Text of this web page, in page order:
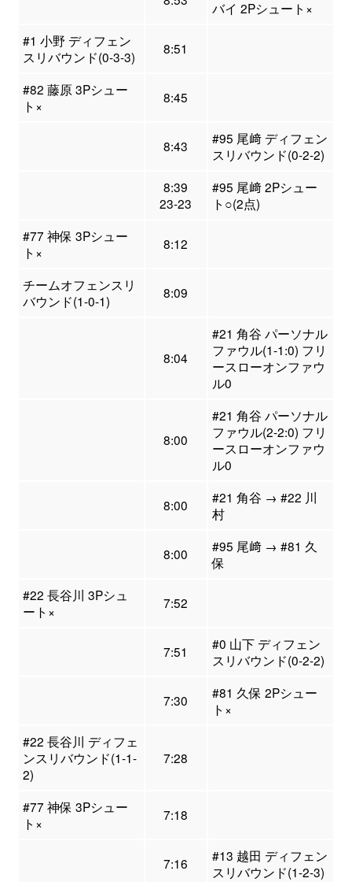
バイ 2Pシュート×
#1 小野 ディフェン
スリバウンド(0-3-3)
8:51
#82 藤原 3Pシュー
ト×
8:45
8:43
#95 尾﨑 ディフェン
スリバウンド(0-2-2)
8:39
23-23
#95 尾﨑 2Pシュー
ト○(2点)
#77 神保 3Pシュー
ト×
8:12
チームオフェンスリ
バウンド(1-0-1)
8:09
8:04
#21 角谷 パーソナル
ファウル(1-1:0) フリ
ースローオンファウ
ル0
8:00
#21 角谷 パーソナル
ファウル(2-2:0) フリ
ースローオンファウ
ル0
8:00
#21 角谷 → #22 川
村
8:00
#95 尾﨑 → #81 久
保
#22 長谷川 3Pシュ
ート×
7:52
7:51
#0 山下 ディフェン
スリバウンド(0-2-2)
7:30
#81 久保 2Pシュー
ト×
#22 長谷川 ディフェ
ンスリバウンド(1-1-
2)
7:28
#77 神保 3Pシュー
ト×
7:18
7:16
#13 越田 ディフェン
スリバウンド(1-2-3)